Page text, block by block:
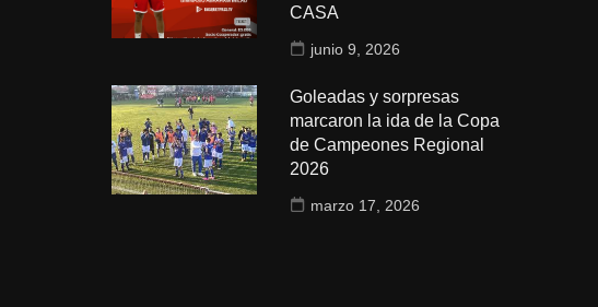
CASA
junio 9, 2026
Goleadas y sorpresas
marcaron la ida de la Copa
de Campeones Regional
2026
marzo 17, 2026